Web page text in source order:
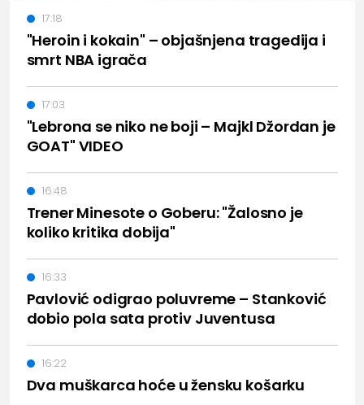
"Heroin i kokain" – objašnjena tragedija i
smrt NBA igrača
17:18
"Lebrona se niko ne boji – Majkl Džordan je
GOAT" VIDEO
17:03
Trener Minesote o Goberu: "Žalosno je
koliko kritika dobija"
16:48
Pavlović odigrao poluvreme – Stanković
dobio pola sata protiv Juventusa
16:33
Dva muškarca hoće u žensku košarku
16:22